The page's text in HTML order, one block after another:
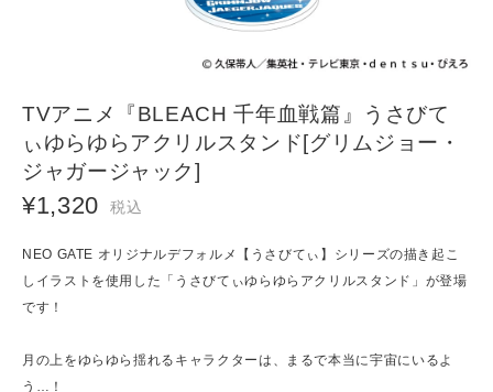
TVアニメ『BLEACH 千年血戦篇』うさびて
ぃゆらゆらアクリルスタンド[グリムジョー・
ジャガージャック]
¥1,320 税込
NEO GATE オリジナルデフォルメ【うさびてぃ】シリーズの描き起こ
しイラストを使用した「うさびてぃゆらゆらアクリルスタンド」が登場
です！
月の上をゆらゆら揺れるキャラクターは、まるで本当に宇宙にいるよ
う…！